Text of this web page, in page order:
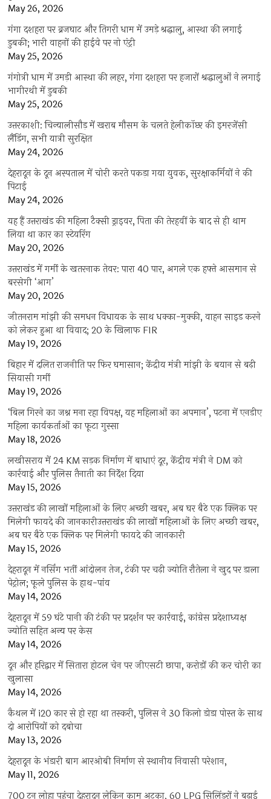
May 26, 2026
गंगा दशहरा पर ब्रजघाट और तिगरी धाम में उमड़े श्रद्धालु, आस्था की लगाई
डुबकी; भारी वाहनों की हाईवे पर नो एंट्री
May 25, 2026
गंगोत्री धाम में उमड़ी आस्था की लहर, गंगा दशहरा पर हजारों श्रद्धालुओं ने लगाई
भागीरथी में डुबकी
May 25, 2026
उत्तरकाशी: चिन्यालीसौड़ में खराब मौसम के चलते हेलीकॉप्टर की इमरजेंसी
लैंडिंग, सभी यात्री सुरक्षित
May 24, 2026
देहरादून के दून अस्पताल में चोरी करते पकड़ा गया युवक, सुरक्षाकर्मियों ने की
पिटाई
May 24, 2026
यह हैं उत्तराखंड की महिला टैक्सी ड्राइवर, पिता की तेरहवीं के बाद से ही थाम
लिया था कार का स्टेयरिंग
May 20, 2026
उत्तराखंड में गर्मी के खतरनाक तेवर: पारा 40 पार, अगले एक हफ्ते आसमान से
बरसेगी ‘आग’
May 20, 2026
जीतनराम मांझी की समधन विधायक के साथ धक्का-मुक्की, वाहन साइड करने
को लेकर हुआ था विवाद; 20 के खिलाफ FIR
May 19, 2026
बिहार में दलित राजनीति पर फिर घमासान; केंद्रीय मंत्री मांझी के बयान से बढ़ी
सियासी गर्मी
May 19, 2026
‘बिल गिरने का जश्न मना रहा विपक्ष, यह महिलाओं का अपमान’, पटना में एनडीए
महिला कार्यकर्ताओं का फूटा गुस्सा
May 18, 2026
लखीसराय में 24 KM सड़क निर्माण में बाधाएं दूर, केंद्रीय मंत्री ने DM को
कार्रवाई और पुलिस तैनाती का निर्देश दिया
May 15, 2026
उत्तराखंड की लाखों महिलाओं के लिए अच्छी खबर, अब घर बैठे एक क्लिक पर
मिलेगी फायदे की जानकारीउत्तराखंड की लाखों महिलाओं के लिए अच्छी खबर,
अब घर बैठे एक क्लिक पर मिलेगी फायदे की जानकारी
May 15, 2026
देहरादून में नर्सिंग भर्ती आंदोलन तेज, टंकी पर चढ़ी ज्योति रौतेला ने खुद पर डाला
पेट्रोल; फूले पुलिस के हाथ-पांव
May 14, 2026
देहरादून में 59 घंटे पानी की टंकी पर प्रदर्शन पर कार्रवाई, कांग्रेस प्रदेशाध्यक्ष
ज्योति सहित अन्य पर केस
May 14, 2026
दून और हरिद्वार में सितारा होटल चेन पर जीएसटी छापा, करोड़ों की कर चोरी का
खुलासा
May 14, 2026
कैथल में i20 कार से हो रहा था तस्करी, पुलिस ने 30 किलो डोडा पोस्त के साथ
दो आरोपियों को दबोचा
May 13, 2026
देहरादून के भंडारी बाग आरओबी निर्माण से स्थानीय निवासी परेशान,
May 11, 2026